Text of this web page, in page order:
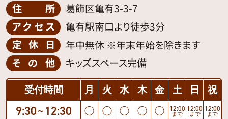
住所
葛飾区亀有3-3-7
アクセス
亀有駅南口より徒歩3分
定休日
年中無休 ※年末年始を除きます
その他
キッズスペース完備
受付時間 月 火 水 木 金 土 日 祝
9:30 〜 12:30 ◯ ◯ ◯ ◯ ◯ 12:00
まで
12:00
まで
12:00
まで